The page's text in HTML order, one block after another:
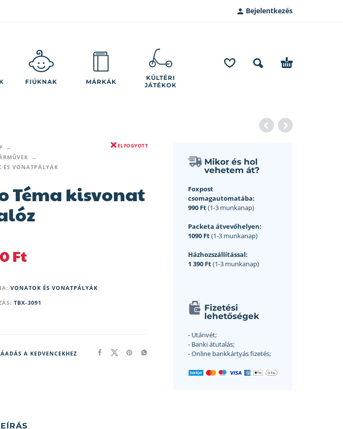
Bejelentkezés
FIÚKNAK MÁRKÁK
KÜLTÉRI
JÁTÉKOK
ÉS VONATPÁLYÁK
ELFOGYOTT
Téma kisvonat
Ft
VONATOK ÉS VONATPÁLYÁK
TBX-3091
A KEDVENCEKHEZ
Mikor és hol
vehetem át?
Foxpost
csomagautomatába:
990 Ft(1-3 munkanap)
Packeta átvevőhelyen:
1090 Ft(1-3 munkanap)
Házhozszállítással:
1 390 Ft(1-3 munkanap)
Fizetési
lehetőségek
- Utánvét;
- Banki átutalás;
- Online bankkártyás fizetés;